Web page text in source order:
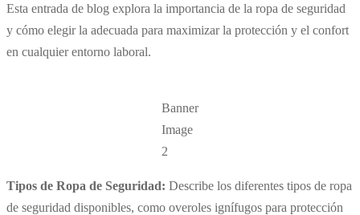
Esta entrada de blog explora la importancia de la ropa de seguridad
y cómo elegir la adecuada para maximizar la protección y el confort
en cualquier entorno laboral.
Banner
Image
2
Tipos de Ropa de Seguridad: Describe los diferentes tipos de ropa
de seguridad disponibles, como overoles ignífugos para protección